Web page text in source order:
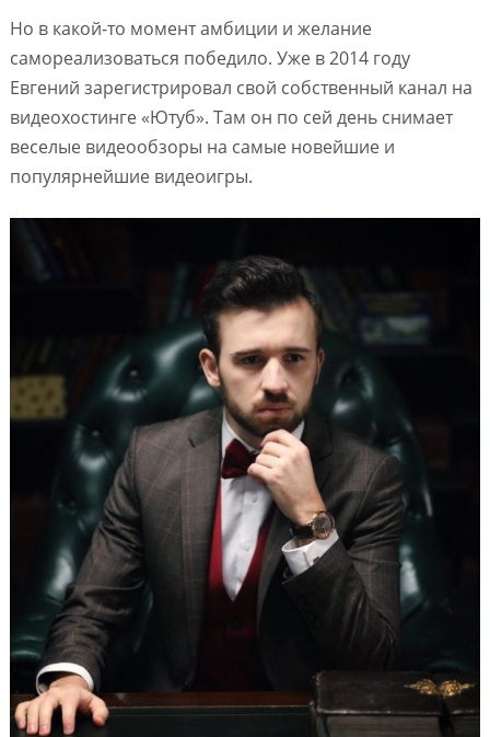
Но в какой-то момент амбиции и желание
самореализоваться победило. Уже в 2014 году
Евгений зарегистрировал свой собственный канал на
видеохостинге «Ютуб». Там он по сей день снимает
веселые видеообзоры на самые новейшие и
популярнейшие видеоигры.